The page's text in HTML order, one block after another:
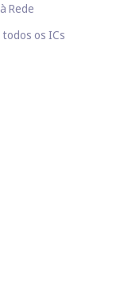
Rede
todos os ICs